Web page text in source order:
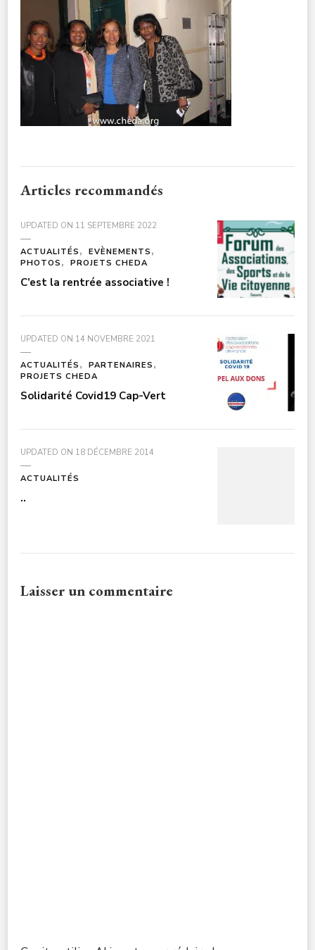
21
NOV
201521
Articles recommandés
UPDATED ON 11 SEPTEMBRE 2022
ACTUALITÉS
EVÈNEMENTS
PHOTOS
PROJETS CHEDA
C’est la rentrée associative !
UPDATED ON 14 NOVEMBRE 2021
ACTUALITÉS
PARTENAIRES
PROJETS CHEDA
Solidarité Covid19 Cap-Vert
UPDATED ON 18 DÉCEMBRE 2014
ACTUALITÉS
..
Laisser un commentaire